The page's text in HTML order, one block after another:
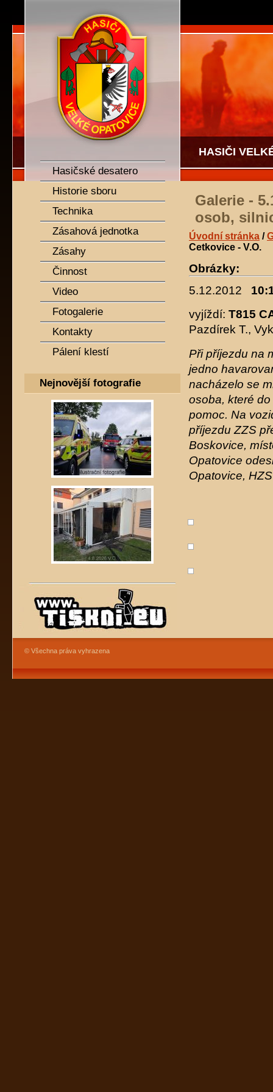
HASIČI
Galerie -
osob,
Úvodní stránka /
Cetkovice - V.O.
Obrázky:
5.12.2012
vyjíždí: T815
Pazdírek T.,
Při příjezdu na
jedno
nacházelo se
osoba, které
pomoc. Na
příjezdu ZZS
Boskovice,
Opatovice
Opatovice,
SDH Velké Opatovice
Hasičské desatero
Historie sboru
Technika
Zásahová jednotka
Zásahy
Činnost
Video
Fotogalerie
Kontakty
Pálení klestí
Nejnovější fotografie
© Všechna práva vyhrazena